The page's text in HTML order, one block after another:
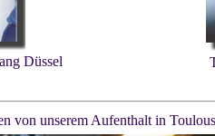
Düssel
von unserem Aufenthalt in